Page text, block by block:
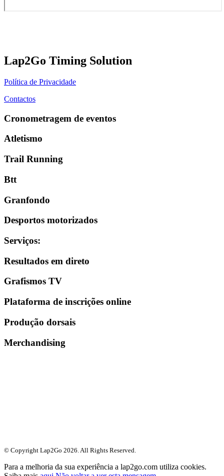
Lap2Go Timing Solution
Política de Privacidade
Contactos
Cronometragem de eventos
Atletismo
Trail Running
Btt
Granfondo
Desportos motorizados
Serviços:
Resultados em direto
Grafismos TV
Plataforma de inscrições online
Produção dorsais
Merchandising
© Copyright Lap2Go 2026. All Rights Reserved.
Para a melhoria da sua experiência a lap2go.com utiliza cookies.